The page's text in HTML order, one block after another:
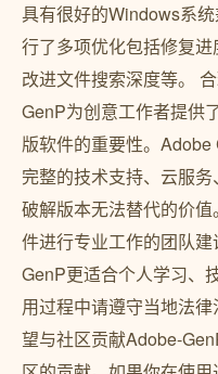
具有很好的Windows系
行了多项优化包括修复进
改进文件搜索深度等。
GenP为创意工作者提供
版软件的重要性。
完整的技术支持、云服
破解版本无法替代的价
件进行专业工作的团队
GenP更适合个人学习、
用过程中请遵守当地法
望与社区贡献Adobe-